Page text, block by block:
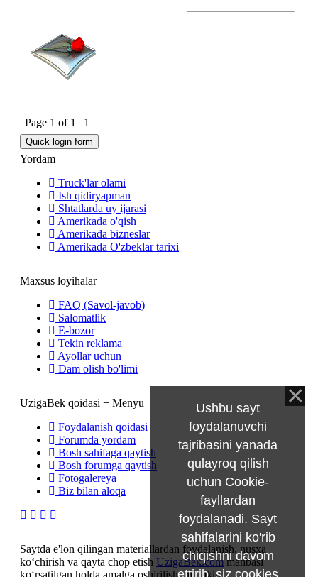
Page 1 of 1 1
Yordam
Truck'lar olami
Ish qidiryapman
Shtatlarda uy ijarasi
Amerikada o'qish
Amerikada bizneslar
Amerikada O'zbeklar tarixi
Maxsus loyihalar
FAQ (Savol-javob)
Salomatlik
E-bozor
Tekin reklama
Ayollar uchun
Dam olish bo'limi
UzigaBek qoidasi + Menyu
Foydalanish qoidasi
Forumda yordam
Bosh sahifaga qaytish
Bosh forumga qaytish
Fotogalereya
Biz bilan aloqa
Saytda e'lon qilingan materiallardan foydalanish, nusxa
ko‘chirish va qayta chop etish UzigaBek.commanbasi
ko‘rsatilgan holda amalga oshirilishi mumkin.
Ushbu sayt
foydalanuvchi
tajribasini yanada
qulayroq qilish
uchun Cookie-
fayllardan
foydalanadi. Sayt
sahifalarini ko'rib
chiqishni davom
ettirib, sizcookies